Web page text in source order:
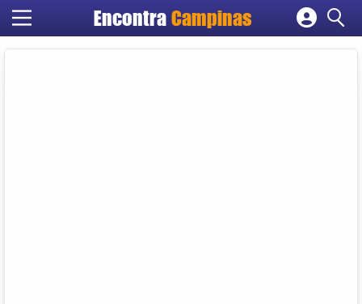
Encontra Campinas
Cadastrar empresa